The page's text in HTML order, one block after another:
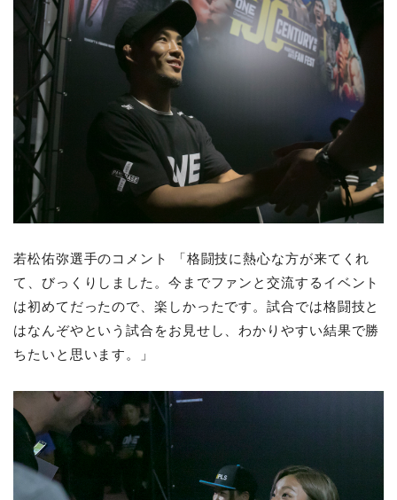
若松佑弥選手のコメント 「格闘技に熱心な方が来てくれ
て、びっくりしました。今までファンと交流するイベント
は初めてだったので、楽しかったです。試合では格闘技と
はなんぞやという試合をお見せし、わかりやすい結果で勝
ちたいと思います。」